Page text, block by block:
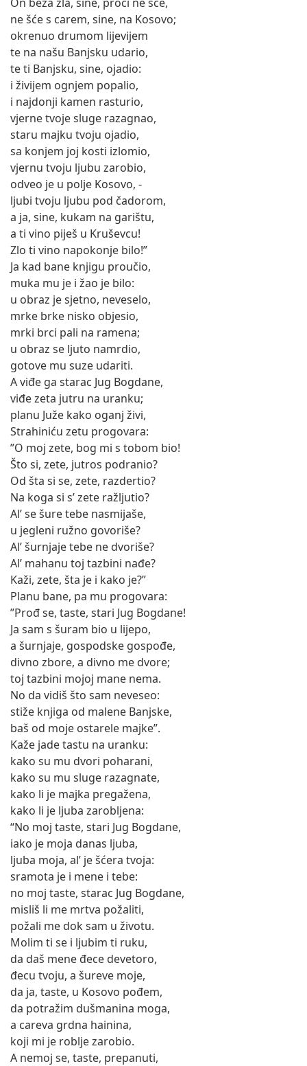
ne šće s carem, sine, na Kosovo;
okrenuo drumom lijevijem
te na našu Banjsku udario,
te ti Banjsku, sine, ojadio:
i živijem ognjem popalio,
i najdonji kamen rasturio,
vjerne tvoje sluge razagnao,
staru majku tvoju ojadio,
sa konjem joj kosti izlomio,
vjernu tvoju ljubu zarobio,
odveo je u polje Kosovo, -
ljubi tvoju ljubu pod čadorom,
a ja, sine, kukam na garištu,
a ti vino piješ u Kruševcu!
Zlo ti vino napokonje bilo!”
Ja kad bane knjigu proučio,
muka mu je i žao je bilo:
u obraz je sjetno, neveselo,
mrke brke nisko objesio,
mrki brci pali na ramena;
u obraz se ljuto namrdio,
gotove mu suze udariti.
A viđe ga starac Jug Bogdane,
viđe zeta jutru na uranku;
planu Juže kako oganj živi,
Strahiniću zetu progovara:
”O moj zete, bog mi s tobom bio!
Što si, zete, jutros podranio?
Od šta si se, zete, razdertio?
Na koga si s’ zete ražljutio?
Al’ se šure tebe nasmijaše,
u jegleni ružno govoriše?
Al’ šurnjaje tebe ne dvoriše?
Al’ mahanu toj tazbini nađe?
Kaži, zete, šta je i kako je?”
Planu bane, pa mu progovara:
”Prođ se, taste, stari Jug Bogdane!
Ja sam s šuram bio u lijepo,
a šurnjaje, gospodske gospođe,
divno zbore, a divno me dvore;
toj tazbini mojoj mane nema.
No da vidiš što sam neveseo:
stiže knjiga od malene Banjske,
baš od moje ostarele majke”.
Kaže jade tastu na uranku:
kako su mu dvori poharani,
kako su mu sluge razagnate,
kako li je majka pregažena,
kako li je ljuba zarobljena:
“No moj taste, stari Jug Bogdane,
iako je moja danas ljuba,
ljuba moja, al’ je šćera tvoja:
sramota je i mene i tebe:
no moj taste, starac Jug Bogdane,
misliš li me mrtva požaliti,
požali me dok sam u životu.
Molim ti se i ljubim ti ruku,
da daš mene đece devetoro,
đecu tvoju, a šureve moje,
da ja, taste, u Kosovo pođem,
da potražim dušmanina moga,
a careva grdna hainina,
koji mi je roblje zarobio.
A nemoj se, taste, prepanuti,